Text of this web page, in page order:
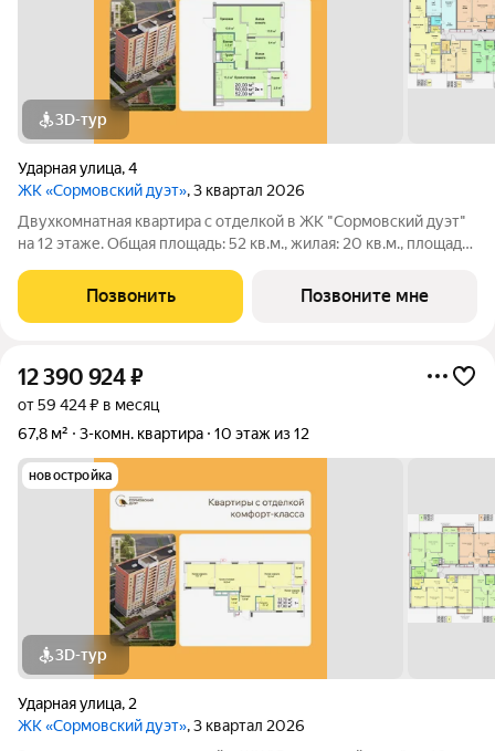
3D-тур
Ударная улица,4
ЖК «Сормовский дуэт», 3 квартал 2026
Двухкомнатная квартира с отделкой в ЖК "Сормовский дуэт"
на 12 этаже. Общая площадь: 52 кв.м., жилая: 20 кв.м., площадь
изолированные, все окна выходят на одну сторону. В квартире
одна лоджия, один
Позвонить Позвоните мне
12 390 924₽
от 59 424 ₽ в месяц
67,8 м²
3-комн. квартира 10 этаж из 12
новостройка
3D-тур
Ударная улица, 2
ЖК «Сормовский дуэт», 3 квартал 2026